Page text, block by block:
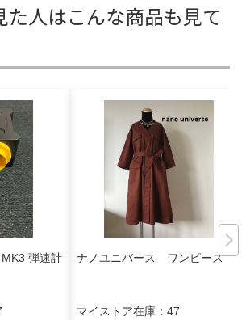
た人はこんな商品も見て
弾速計 ナノユニバース ワンピース
マイストア在庫： 47